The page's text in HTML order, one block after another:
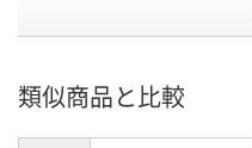
類似商品と比較